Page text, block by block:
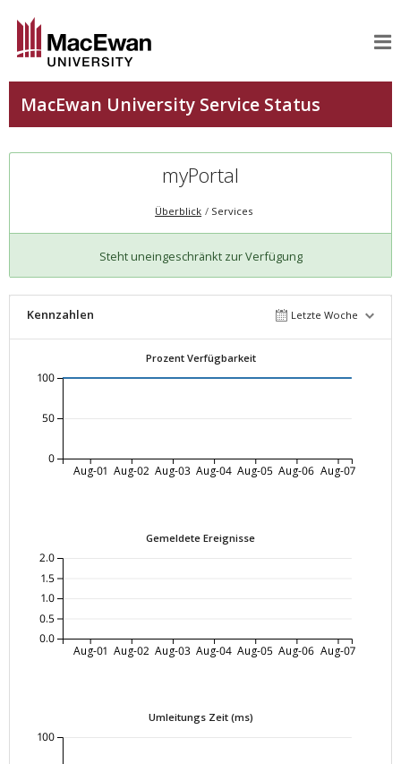
myPortal
Überblick Services
Steht uneingeschränkt zur Verfügung
Kennzahlen Letzte Woche
Prozent Verfügbarkeit
Aug-01 Aug-02 Aug-03 Aug-04 Aug-05 Aug-06 Aug-07
0
50
100
Gemeldete Ereignisse
Aug-01 Aug-02 Aug-03 Aug-04 Aug-05 Aug-06 Aug-07
0.0
0.5
1.0
1.5
2.0
Umleitungs Zeit (ms)
100